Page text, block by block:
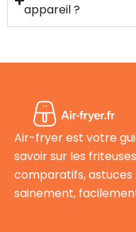
appareil ?
Air-fryer est votre
savoir sur les
comparatifs, astuces
sainement,